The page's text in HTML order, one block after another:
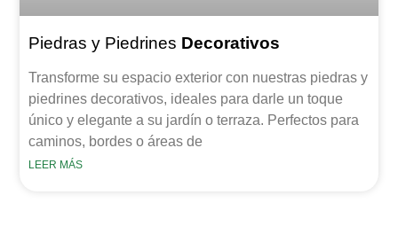
Piedras y Piedrines Decorativos
Transforme su espacio exterior con nuestras piedras y
piedrines decorativos, ideales para darle un toque
único y elegante a su jardín o terraza. Perfectos para
caminos, bordes o áreas de
LEER MÁS